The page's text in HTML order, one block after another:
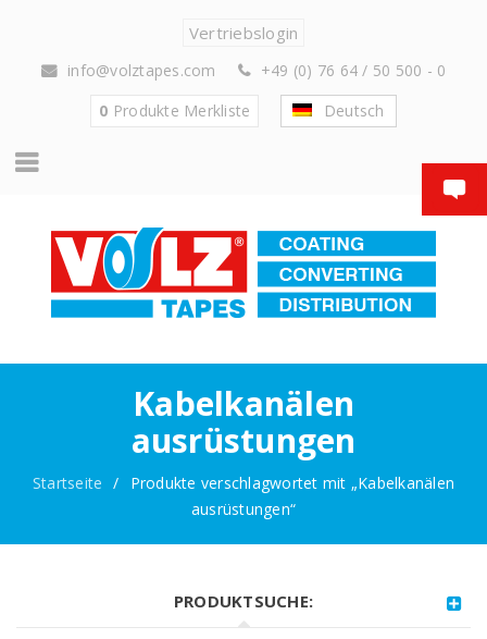
Vertriebslogin
info@volztapes.com
+49 (0) 76 64 / 50 500 - 0
0 Produkte Merkliste Deutsch
Kabelkanälen
ausrüstungen
Startseite /
Produkte verschlagwortet mit „Kabelkanälen
ausrüstungen“
PRODUKTSUCHE: